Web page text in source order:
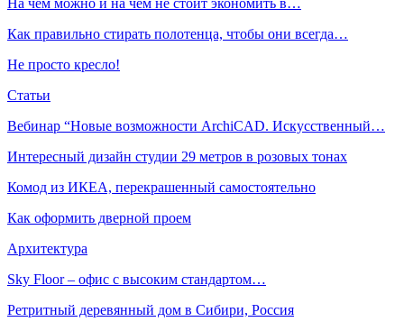
Как правильно стирать полотенца, чтобы они всегда…
Не просто кресло!
Статьи
Вебинар “Новые возможности ArchiCAD. Искусственный…
Интересный дизайн студии 29 метров в розовых тонах
Комод из ИКЕА, перекрашенный самостоятельно
Как оформить дверной проем
Архитектура
Sky Floor – офис с высоким стандартом…
Ретритный деревянный дом в Сибири, Россия